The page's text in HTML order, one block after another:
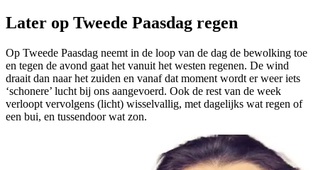
Later op Tweede Paasdag regen
Op Tweede Paasdag neemt in de loop van de dag de bewolking toe
en tegen de avond gaat het vanuit het westen regenen. De wind
draait dan naar het zuiden en vanaf dat moment wordt er weer iets
‘schonere’ lucht bij ons aangevoerd. Ook de rest van de week
verloopt vervolgens (licht) wisselvallig, met dagelijks wat regen of
een bui, en tussendoor wat zon.